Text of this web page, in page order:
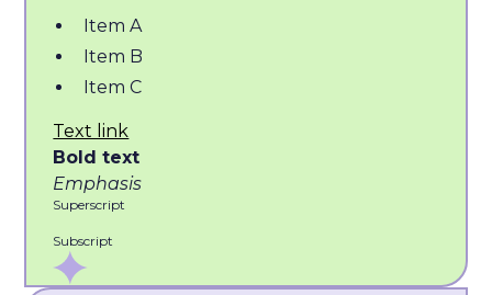
Item A
Item B
Item C
Text link
Bold text
Emphasis
Superscript
Subscript